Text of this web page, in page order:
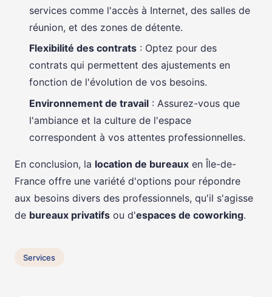
services comme l'accès à Internet, des salles de
réunion, et des zones de détente.
Flexibilité des contrats : Optez pour des
contrats qui permettent des ajustements en
fonction de l'évolution de vos besoins.
Environnement de travail : Assurez-vous que
l'ambiance et la culture de l'espace
correspondent à vos attentes professionnelles.
En conclusion, la location de bureaux en Île-de-
France offre une variété d'options pour répondre
aux besoins divers des professionnels, qu'il s'agisse
de bureaux privatifs ou d'espaces de coworking.
Services